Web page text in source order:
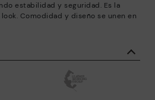
estabilidad y seguridad. Es la
Comodidad y diseño se unen en